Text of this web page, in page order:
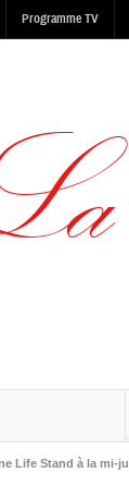
Programme TV
à la mi-juillet